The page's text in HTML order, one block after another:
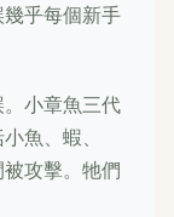
乎每個新手
小章魚三代
魚、蝦、
攻擊。牠們